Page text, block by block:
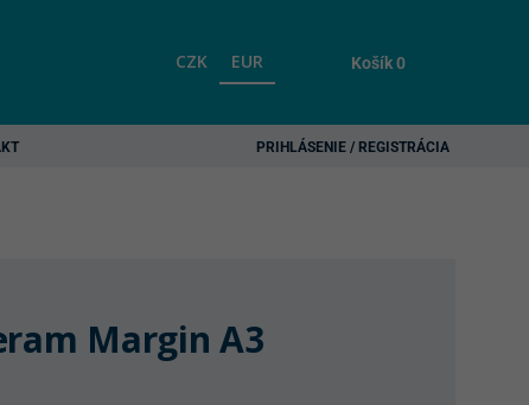
CZK EUR Košík0
PRIHLÁSENIE / REGISTRÁCIA
Margin A3